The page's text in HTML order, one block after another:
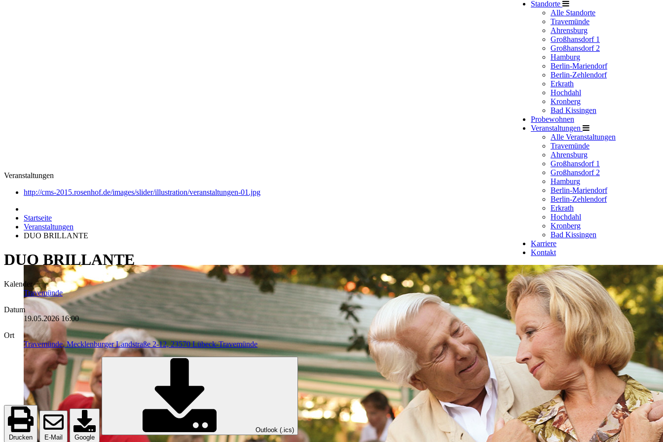
Standorte
Alle Standorte
Travemünde
Ahrensburg
Großhansdorf 1
Großhansdorf 2
Hamburg
Berlin-Mariendorf
Berlin-Zehlendorf
Erkrath
Hochdahl
Kronberg
Bad Kissingen
Probewohnen
Veranstaltungen
Alle Veranstaltungen
Travemünde
Ahrensburg
Großhansdorf 1
Großhansdorf 2
Hamburg
Berlin-Mariendorf
Berlin-Zehlendorf
Erkrath
Hochdahl
Kronberg
Bad Kissingen
Karriere
Kontakt
Veranstaltungen
http://cms-2015.rosenhof.de/images/slider/illustration/veranstaltungen-01.jpg
Startseite
Veranstaltungen
DUO BRILLANTE
DUO BRILLANTE
Kalender
Travemünde
Datum
19.05.2026 16:00
Ort
Travemünde, Mecklenburger Landstraße 2-12, 23570 Lübeck-Travemünde
Drucken E-Mail Google
Outlook (.ics)